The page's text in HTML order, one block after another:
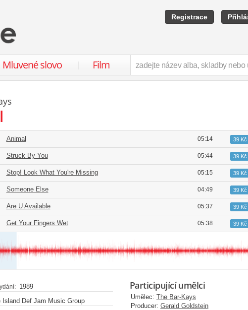
Registrace
Mluvené slovo Film
Animal 05:14 39 Kč
Struck By You 05:44 39 Kč
Stop! Look What You're Missing 05:15 39 Kč
Someone Else 04:49 39 Kč
Are U Available 05:37 39 Kč
Get Your Fingers Wet 05:38 39 Kč
1989
Island Def Jam Music Group
Participující umělci
Umělec: The Bar-Kays
Producer: Gerald Goldstein